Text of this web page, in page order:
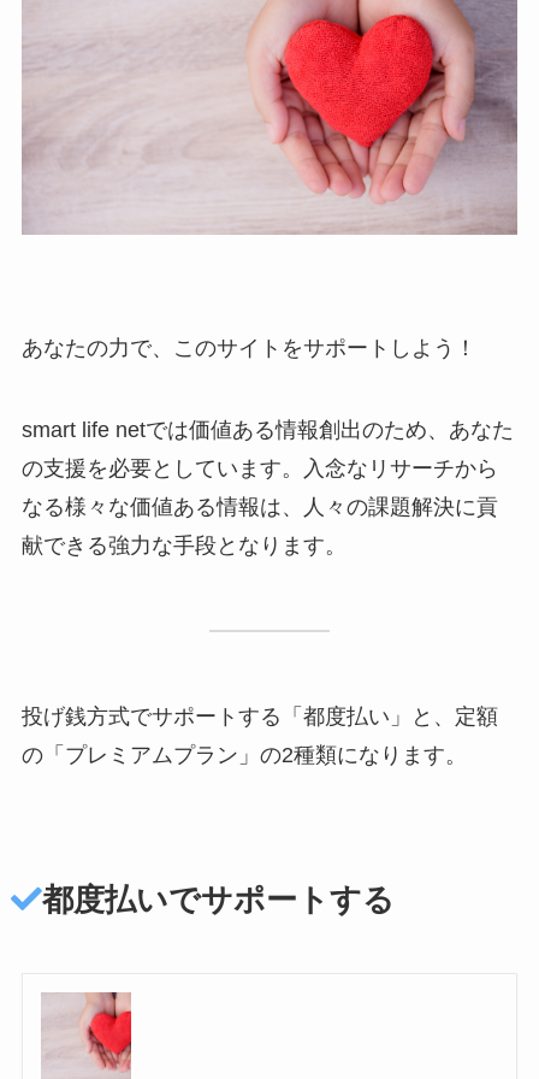
あなたの力で、このサイトをサポートしよう！
smart life netでは価値ある情報創出のため、あなた
の支援を必要としています。入念なリサーチから
なる様々な価値ある情報は、人々の課題解決に貢
献できる強力な手段となります。
投げ銭方式でサポートする「都度払い」と、定額
の「プレミアムプラン」の2種類になります。
都度払いでサポートする